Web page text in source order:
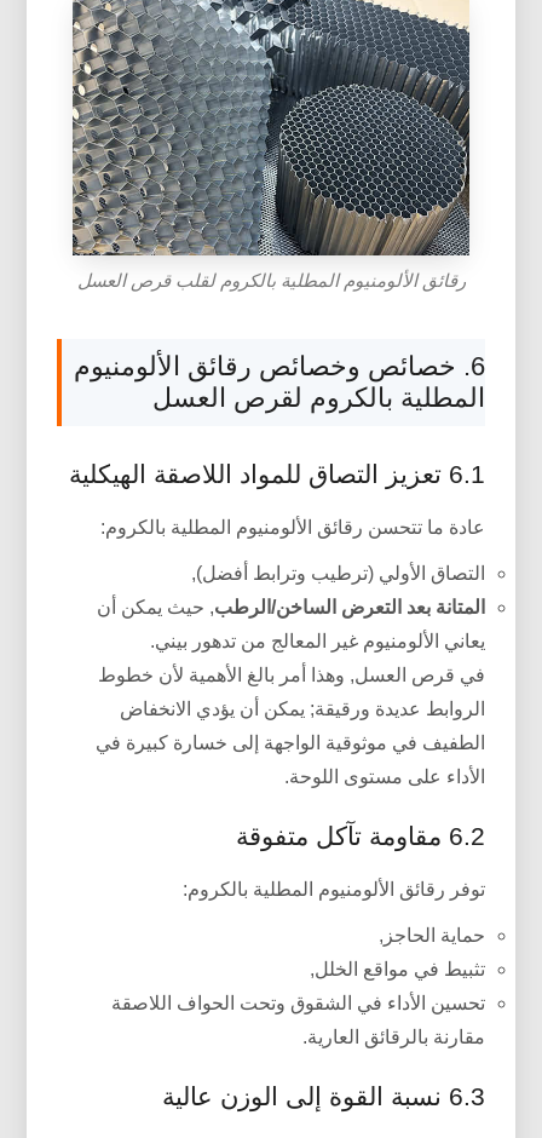
رقائق الألومنيوم المطلية بالكروم لقلب قرص العسل
6. خصائص وخصائص رقائق الألومنيوم
المطلية بالكروم لقرص العسل
6.1 تعزيز التصاق للمواد اللاصقة الهيكلية
عادة ما تتحسن رقائق الألومنيوم المطلية بالكروم:
التصاق الأولي (ترطيب وترابط أفضل),
المتانة بعد التعرض الساخن/الرطب, حيث يمكن أن
يعاني الألومنيوم غير المعالج من تدهور بيني.
في قرص العسل, وهذا أمر بالغ الأهمية لأن خطوط
الروابط عديدة ورقيقة; يمكن أن يؤدي الانخفاض
الطفيف في موثوقية الواجهة إلى خسارة كبيرة في
الأداء على مستوى اللوحة.
6.2 مقاومة تآكل متفوقة
توفر رقائق الألومنيوم المطلية بالكروم:
حماية الحاجز,
تثبيط في مواقع الخلل,
تحسين الأداء في الشقوق وتحت الحواف اللاصقة
مقارنة بالرقائق العارية.
6.3 نسبة القوة إلى الوزن عالية